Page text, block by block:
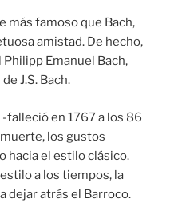
más famoso que Bach,
amistad. De hecho,
Emanuel Bach,
J.S. Bach.
falleció en 1767 a los 86
los gustos
hacia el estilo clásico.
a los tiempos, la
dejar atrás el Barroco.